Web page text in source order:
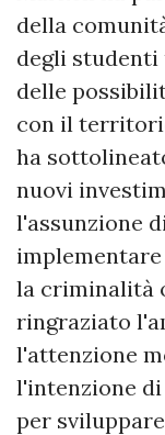
della
degli studenti
delle
con il
ha
nuovi
l'assunzione
la criminalità
ringraziato
l'attenzione
l'intenzione
per